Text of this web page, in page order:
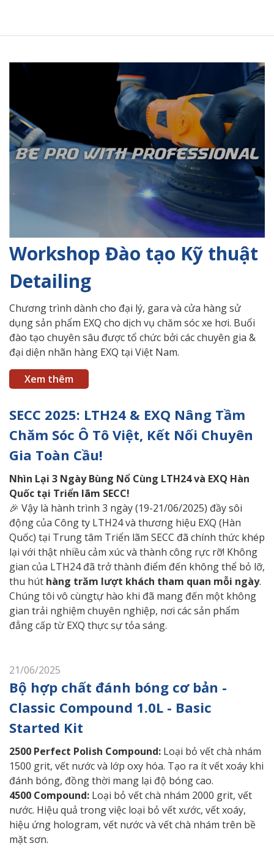
Workshop Đào tạo Kỹ thuật
Detailing
Chương trình dành cho đại lý, gara và cửa hàng sử
dụng sản phẩm EXQ cho dịch vụ chăm sóc xe hơi. Buổi
đào tạo chuyên sâu được tổ chức bởi các chuyên gia &
đại diện nhãn hàng EXQ tại Việt Nam.
Xem thêm
SECC 2025: LTH24 & EXQ Nâng Tầm
Chăm Sóc Ô Tô Việt, Kết Nối Chuyên
Gia Toàn Cầu!
Nhìn Lại 3 Ngày Bùng Nổ Cùng LTH24 và EXQ Hàn
Quốc tại Triển lãm SECC!
🎉 Vậy là hành trình 3 ngày (19-21/06/2025) đầy sôi
động của Công ty LTH24 và thương hiệu EXQ (Hàn
Quốc) tại Trung tâm Triển lãm SECC đã chính thức khép
lại với thật nhiều cảm xúc và thành công rực rỡ! Không
gian của LTH24 đã trở thành điểm đến không thể bỏ lỡ,
thu hút hàng trăm lượt khách tham quan mỗi ngày.
Chúng tôi vô cùngtự hào khi đã mang đến một không
gian trải nghiệm chuyên nghiệp, nơi các sản phẩm
đẳng cấp từ EXQ thực sự tỏa sáng.
21/06/2025
Bộ hợp chất đánh bóng cơ bản -
Classic Compound 1.0L - Basic
Started Kit
2500 Perfect Polish Compound: Loại bỏ vết chà nhám
1500 grit, vết nước và lớp oxy hóa. Tạo ra ít vết xoáy khi
đánh bóng, đồng thời mang lại độ bóng cao.
4500 Compound: Loại bỏ vết chà nhám 2000 grit, vết
nước. Hiệu quả trong việc loại bỏ vết xước, vết xoáy,
hiệu ứng hologram, vết nước và vết chà nhám trên bề
mặt sơn.